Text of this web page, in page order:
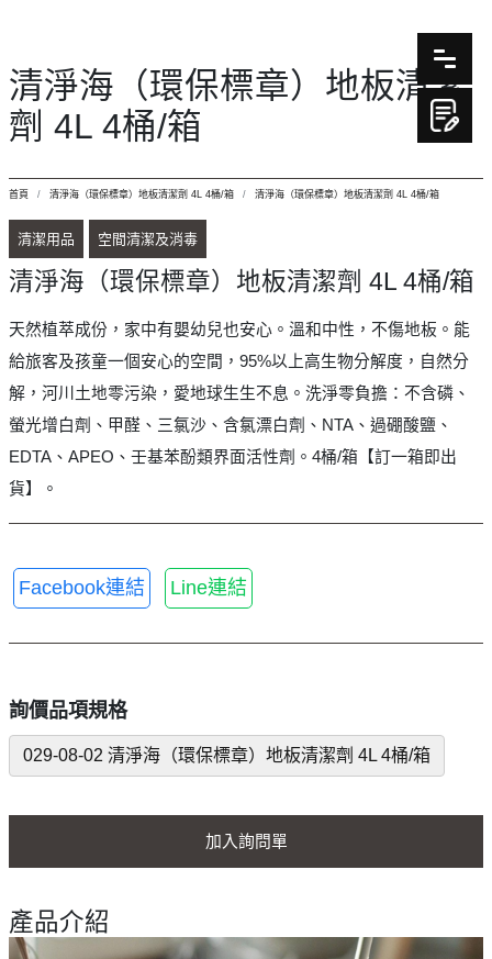
清淨海（環保標章）地板清潔
劑 4L 4桶/箱
首頁 清淨海（環保標章）地板清潔劑 4L 4桶/箱 清淨海（環保標章）地板清潔劑 4L 4桶/箱
清潔用品 空間清潔及消毒
清淨海（環保標章）地板清潔劑 4L 4桶/箱
天然植萃成份，家中有嬰幼兒也安心。溫和中性，不傷地板。能
給旅客及孩童一個安心的空間，95%以上高生物分解度，自然分
解，河川土地零污染，愛地球生生不息。洗淨零負擔：不含磷、
螢光增白劑、甲醛、三氯沙、含氯漂白劑、NTA、過硼酸鹽、
EDTA、APEO、壬基苯酚類界面活性劑。4桶/箱【訂一箱即出
貨】。
Facebook連結 Line連結
詢價品項規格
029-08-02 清淨海（環保標章）地板清潔劑 4L 4桶/箱
加入詢問單
產品介紹